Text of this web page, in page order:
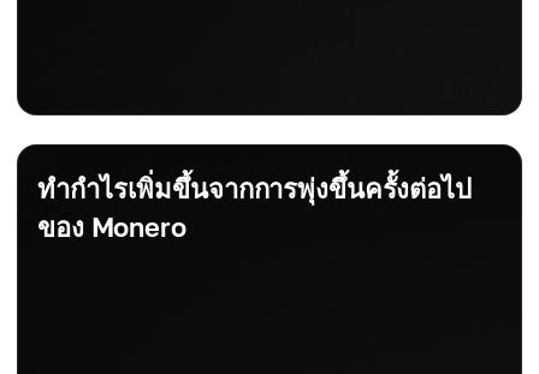
ทำกำไรเพิ่มขึ้นจากการพุ่งขึ้นครั้งต่อไป
ของ Monero